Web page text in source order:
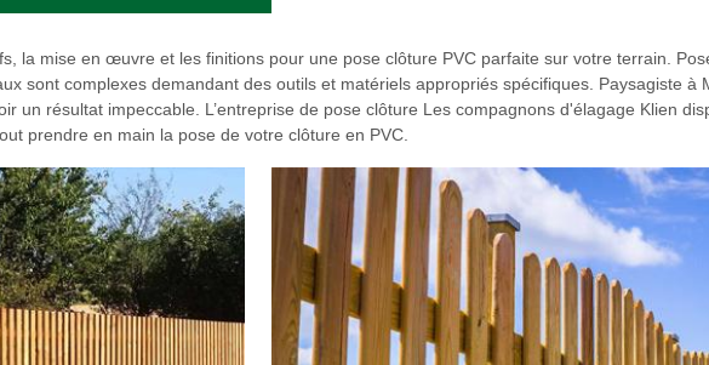
la mise en œuvre et les finitions pour une pose clôture PVC parfaite sur votre terrain.
sont complexes demandant des outils et matériels appropriés spécifiques. Paysagiste à
un résultat impeccable. L’entreprise de pose clôture Les compagnons d'élagage Klien
prendre en main la pose de votre clôture en PVC.